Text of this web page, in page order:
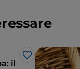
Like
il